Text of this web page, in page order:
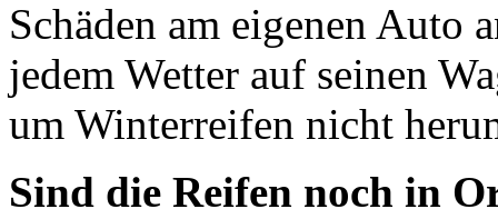
Schäden am eigenen Auto
jedem Wetter auf seinen
um Winterreifen nicht
Sind die Reifen noch in